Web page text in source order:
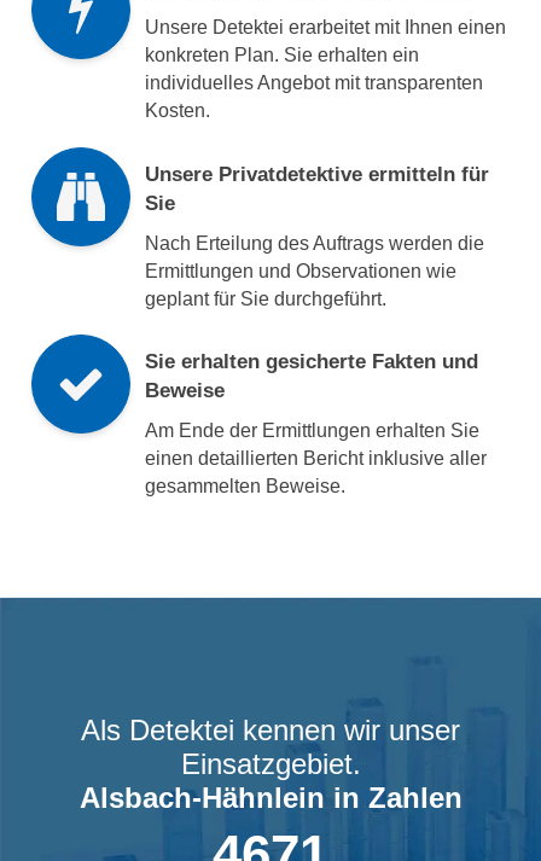
Unsere Detektei erarbeitet mit Ihnen einen
konkreten Plan. Sie erhalten ein
individuelles Angebot mit transparenten
Kosten.
Unsere Privatdetektive ermitteln für
Sie
Nach Erteilung des Auftrags werden die
Ermittlungen und Observationen wie
geplant für Sie durchgeführt.
Sie erhalten gesicherte Fakten und
Beweise
Am Ende der Ermittlungen erhalten Sie
einen detaillierten Bericht inklusive aller
gesammelten Beweise.
Als Detektei kennen wir unser
Einsatzgebiet.
Alsbach-Hähnlein in Zahlen